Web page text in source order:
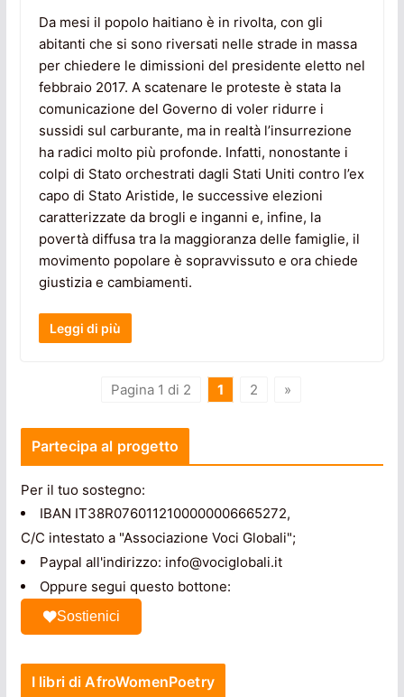
Da mesi il popolo haitiano è in rivolta, con gli
abitanti che si sono riversati nelle strade in massa
per chiedere le dimissioni del presidente eletto nel
febbraio 2017. A scatenare le proteste è stata la
comunicazione del Governo di voler ridurre i
sussidi sul carburante, ma in realtà l’insurrezione
ha radici molto più profonde. Infatti, nonostante i
colpi di Stato orchestrati dagli Stati Uniti contro l’ex
capo di Stato Aristide, le successive elezioni
caratterizzate da brogli e inganni e, infine, la
povertà diffusa tra la maggioranza delle famiglie, il
movimento popolare è sopravvissuto e ora chiede
giustizia e cambiamenti.
Leggi di più
Pagina 1 di 2 1 2 »
Partecipa al progetto
Per il tuo sostegno:
IBAN IT38R0760112100000006665272,
C/C intestato a "Associazione Voci Globali";
Paypal all'indirizzo: info@vociglobali.it
Oppure segui questo bottone:
Sostienici
I libri di AfroWomenPoetry